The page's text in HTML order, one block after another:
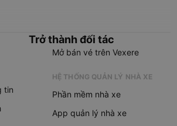
tin
Trở thành đối tác
Mở bán vé trên Vexere
HỆ THỐNG QUẢN LÝ NHÀ XE
Phần mềm nhà xe
App quản lý nhà xe